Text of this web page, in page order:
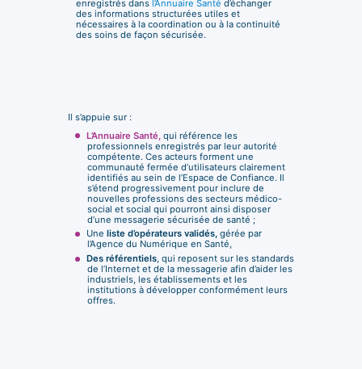
enregistrés dans l’Annuaire Santé d’échanger
des informations structurées utiles et
nécessaires à la coordination ou à la continuité
des soins de façon sécurisée.
Il s’appuie sur :
L’Annuaire Santé, qui référence les
professionnels enregistrés par leur autorité
compétente. Ces acteurs forment une
communauté fermée d’utilisateurs clairement
identifiés au sein de l’Espace de Confiance. Il
s’étend progressivement pour inclure de
nouvelles professions des secteurs médico-
social et social qui pourront ainsi disposer
d’une messagerie sécurisée de santé ;
Une liste d’opérateurs validés, gérée par
l’Agence du Numérique en Santé,
Des référentiels, qui reposent sur les standards
de l’Internet et de la messagerie afin d’aider les
industriels, les établissements et les
institutions à développer conformément leurs
offres.